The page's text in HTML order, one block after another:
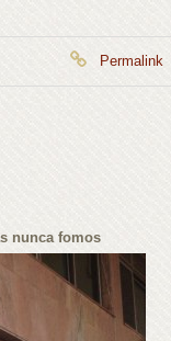
Permalink
nunca fomos